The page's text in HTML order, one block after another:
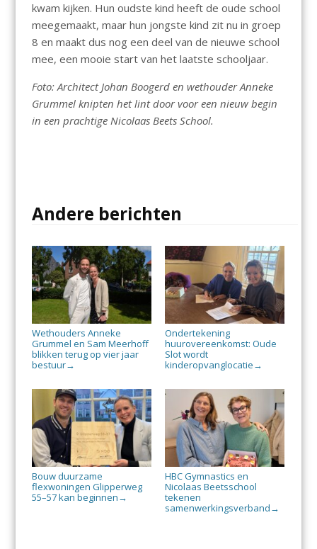
kwam kijken. Hun oudste kind heeft de oude school
meegemaakt, maar hun jongste kind zit nu in groep
8 en maakt dus nog een deel van de nieuwe school
mee, een mooie start van het laatste schooljaar.
Foto: Architect Johan Boogerd en wethouder Anneke
Grummel knipten het lint door voor een nieuw begin
in een prachtige Nicolaas Beets School.
Andere berichten
Wethouders Anneke
Grummel en Sam Meerhoff
blikken terug op vier jaar
bestuur→
Ondertekening
huurovereenkomst: Oude
Slot wordt
kinderopvanglocatie →
Bouw duurzame
flexwoningen Glipperweg
55–57 kan beginnen →
HBC Gymnastics en
Nicolaas Beetsschool
tekenen
samenwerkingsverband →